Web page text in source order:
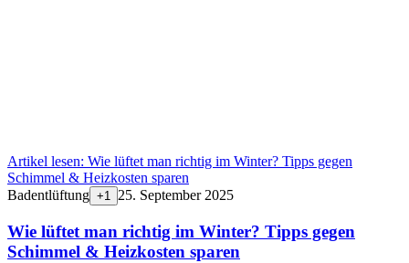
Artikel lesen: Wie lüftet man richtig im Winter? Tipps gegen
Schimmel & Heizkosten sparen
Badentlüftung +1 25. September 2025
Wie lüftet man richtig im Winter? Tipps gegen
Schimmel & Heizkosten sparen